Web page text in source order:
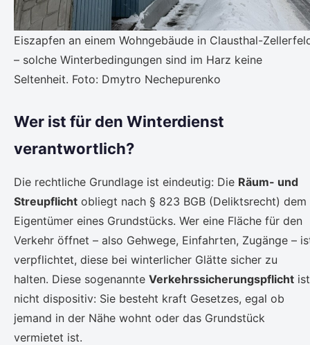
Eiszapfen an einem Wohngebäude in Clausthal-
– solche Winterbedingungen sind im Harz keine
Seltenheit. Foto: Dmytro Nechepurenko
Wer ist für den Winterdienst
verantwortlich?
Die rechtliche Grundlage ist eindeutig: Die Räum- und
Streupflicht obliegt nach § 823 BGB (Deliktsrecht) dem
Eigentümer eines Grundstücks. Wer eine Fläche für den
Verkehr öffnet – also Gehwege, Einfahrten, Zugänge –
verpflichtet, diese bei winterlicher Glätte sicher zu
halten. Diese sogenannte Verkehrssicherungspflicht ist
nicht dispositiv: Sie besteht kraft Gesetzes, egal ob
jemand in der Nähe wohnt oder das Grundstück
vermietet ist.